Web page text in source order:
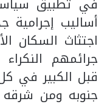
أساليب إجرامية
اجتثاث السكان
جرائمهم
قبل الكبير في
جنوبه ومن شرقه